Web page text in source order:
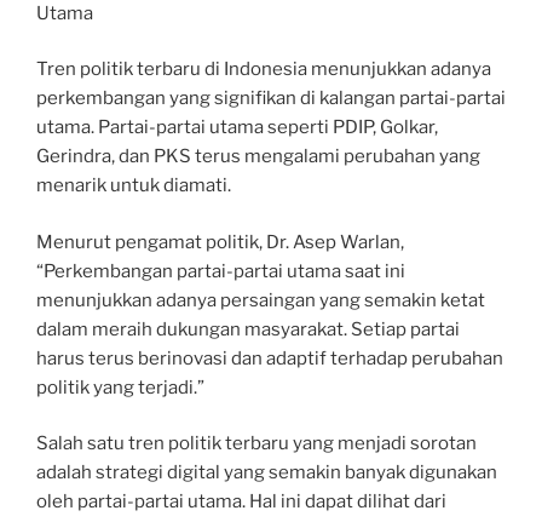
Utama
Tren politik terbaru di Indonesia menunjukkan adanya
perkembangan yang signifikan di kalangan partai-partai
utama. Partai-partai utama seperti PDIP, Golkar,
Gerindra, dan PKS terus mengalami perubahan yang
menarik untuk diamati.
Menurut pengamat politik, Dr. Asep Warlan,
“Perkembangan partai-partai utama saat ini
menunjukkan adanya persaingan yang semakin ketat
dalam meraih dukungan masyarakat. Setiap partai
harus terus berinovasi dan adaptif terhadap perubahan
politik yang terjadi.”
Salah satu tren politik terbaru yang menjadi sorotan
adalah strategi digital yang semakin banyak digunakan
oleh partai-partai utama. Hal ini dapat dilihat dari